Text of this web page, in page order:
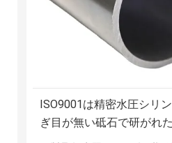
ISO9001は精密水圧シリ
ぎ目が無い砥石で研がれ